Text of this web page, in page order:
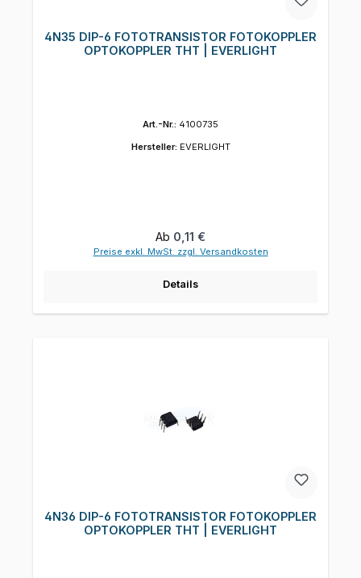
4N35 DIP-6 FOTOTRANSISTOR FOTOKOPPLER
OPTOKOPPLER THT | EVERLIGHT
Art.-Nr.: 4100735
Hersteller: EVERLIGHT
Regulärer Preis:
Ab 0,11 €
Preise exkl. MwSt. zzgl. Versandkosten
Details
4N36 DIP-6 FOTOTRANSISTOR FOTOKOPPLER
OPTOKOPPLER THT | EVERLIGHT